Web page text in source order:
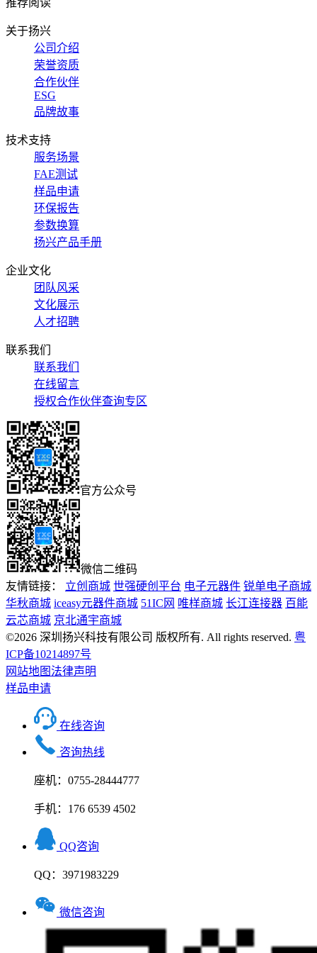
推荐阅读
关于扬兴
公司介绍
荣誉资质
合作伙伴
ESG
品牌故事
技术支持
服务场景
FAE测试
样品申请
环保报告
参数换算
扬兴产品手册
企业文化
团队风采
文化展示
人才招聘
联系我们
联系我们
在线留言
授权合作伙伴查询专区
官方公众号
微信二维码
友情链接： 立创商城 世强硬创平台 电子元器件 锐单电子商城
华秋商城 iceasy元器件商城 51IC网 唯样商城 长江连接器 百能
云芯商城 京北通宇商城
©2026 深圳扬兴科技有限公司 版权所有. All rights reserved. 粤
ICP备10214897号
网站地图法律声明
样品申请
在线咨询
咨询热线
座机：0755-28444777
手机：176 6539 4502
QQ咨询
QQ：3971983229
微信咨询